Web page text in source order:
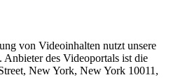
von Videoinhalten nutzt unsere
des Videoportals ist die
New York, New York 10011,